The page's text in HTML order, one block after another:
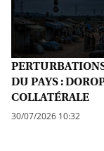
DU PAYS :
COLLATÉRALE
30/07/2026 10:32